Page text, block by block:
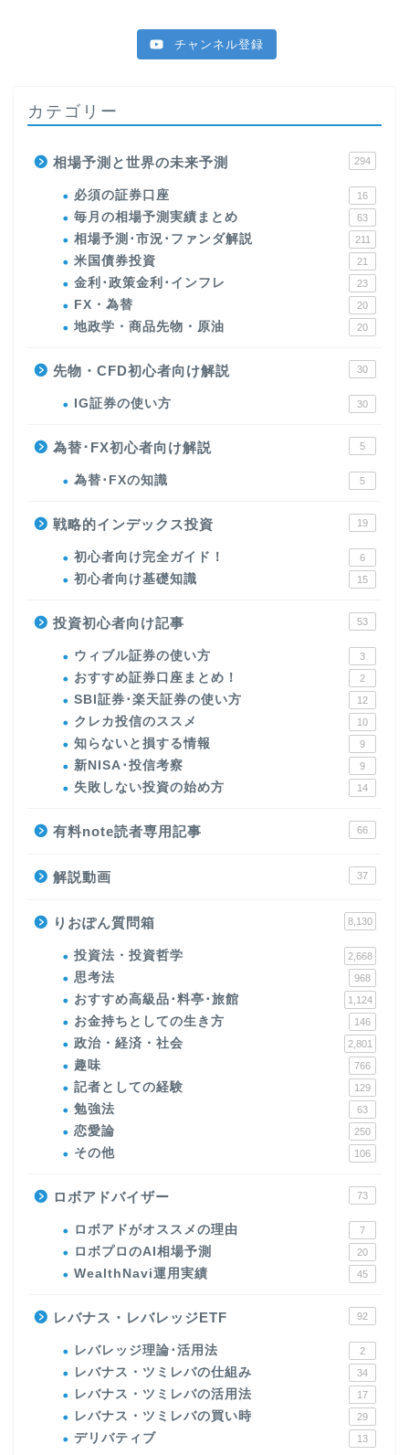
チャンネル登録
カテゴリー
相場予測と世界の未来予測 294
必須の証券口座 16
毎月の相場予測実績まとめ 63
相場予測･市況･ファンダ解説 211
米国債券投資 21
金利･政策金利･インフレ 23
FX・為替 20
地政学・商品先物・原油 20
先物・CFD初心者向け解説 30
IG証券の使い方 30
為替･FX初心者向け解説 5
為替･FXの知識 5
戦略的インデックス投資 19
初心者向け完全ガイド！ 6
初心者向け基礎知識 15
投資初心者向け記事 53
ウィブル証券の使い方 3
おすすめ証券口座まとめ！ 2
SBI証券･楽天証券の使い方 12
クレカ投信のススメ 10
知らないと損する情報 9
新NISA･投信考察 9
失敗しない投資の始め方 14
有料note読者専用記事 66
解説動画 37
りおぽん質問箱 8,130
投資法・投資哲学 2,668
思考法 968
おすすめ高級品･料亭･旅館 1,124
お金持ちとしての生き方 146
政治・経済・社会 2,801
趣味 766
記者としての経験 129
勉強法 63
恋愛論 250
その他 106
ロボアドバイザー 73
ロボアドがオススメの理由 7
ロボプロのAI相場予測 20
WealthNavi運用実績 45
レバナス・レバレッジETF 92
レバレッジ理論･活用法 2
レバナス・ツミレバの仕組み 34
レバナス・ツミレバの活用法 17
レバナス・ツミレバの買い時 29
デリバティブ 13